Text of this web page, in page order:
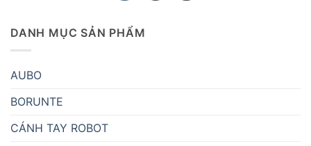
DANH MỤC SẢN PHẨM
AUBO
BORUNTE
CÁNH TAY ROBOT